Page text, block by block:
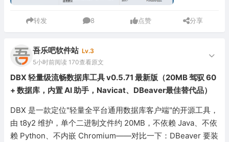
转发 8 点赞 分享
吾乐吧软件站 Lv.3
5小时前阅读 170查看原文
DBX 轻量级流畅数据库工具 v0.5.71 最新版（20MB 驾驭 60
+ 数据库，内置 AI 助手，Navicat、DBeaver最佳替代品）
DBX 是一款定位"轻量全平台通用数据库客户端"的开源工具，
由 t8y2 维护，单个二进制文件约 20MB，不依赖 Java、不依
赖 Python、不内嵌 Chromium——对比一下：DBeaver 要装